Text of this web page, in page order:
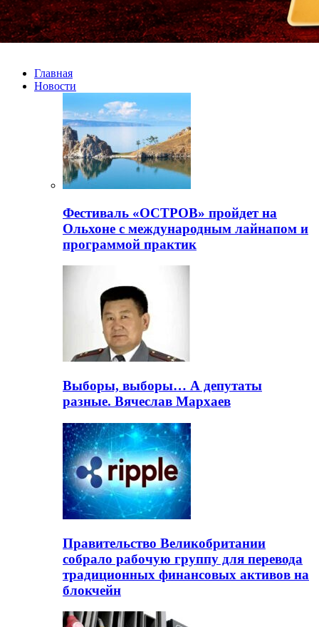
Главная
Новости
Фестиваль «ОСТРОВ» пройдет на
Ольхоне с международным лайнапом и
программой практик
Выборы, выборы… А депутаты
разные. Вячеслав Мархаев
Правительство Великобритании
собрало рабочую группу для перевода
традиционных финансовых активов на
блокчейн